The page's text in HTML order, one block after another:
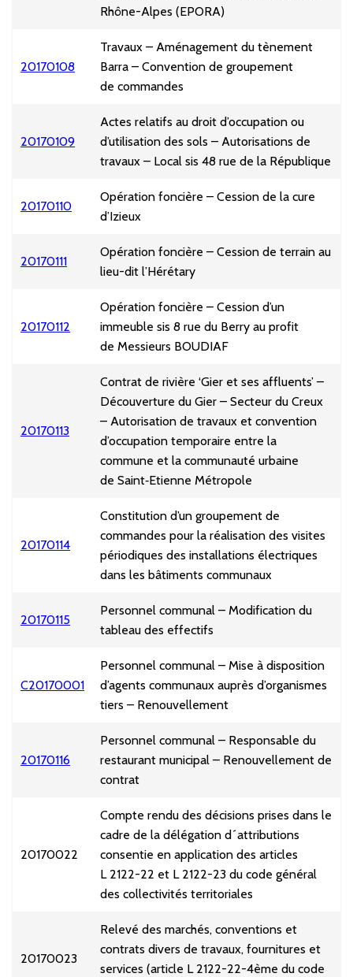
Rhône-Alpes (EPORA)
20170108
Travaux – Aménagement du tènement
Barra – Convention de groupement
de commandes
20170109
Actes relatifs au droit d’occupation ou
d’utilisation des sols – Autorisations de
travaux – Local sis 48 rue de la République
20170110
Opération foncière – Cession de la cure
d’Izieux
20170111
Opération foncière – Cession de terrain au
lieu-dit l’Hérétary
20170112
Opération foncière – Cession d’un
immeuble sis 8 rue du Berry au profit
de Messieurs BOUDIAF
20170113
Contrat de rivière ‘Gier et ses affluents’ –
Découverture du Gier – Secteur du Creux
– Autorisation de travaux et convention
d’occupation temporaire entre la
commune et la communauté urbaine
de Saint‑Etienne Métropole
20170114
Constitution d’un groupement de
commandes pour la réalisation des visites
périodiques des installations électriques
dans les bâtiments communaux
20170115
Personnel communal – Modification du
tableau des effectifs
C20170001
Personnel communal – Mise à disposition
d’agents communaux auprès d’organismes
tiers – Renouvellement
20170116
Personnel communal – Responsable du
restaurant municipal – Renouvellement de
contrat
20170022
Compte rendu des décisions prises dans le
cadre de la délégation d´attributions
consentie en application des articles
L 2122-22 et L 2122-23 du code général
des collectivités territoriales
20170023
Relevé des marchés, conventions et
contrats divers de travaux, fournitures et
services (article L 2122-22-4ème du code